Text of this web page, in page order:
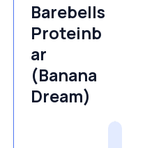
Barebells
Proteinb
ar
(Banana
Dream)